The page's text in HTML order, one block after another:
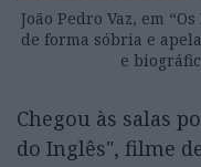
João Pedro Vaz, em
de forma sóbria e
e
Chegou às salas
do Inglês", filme